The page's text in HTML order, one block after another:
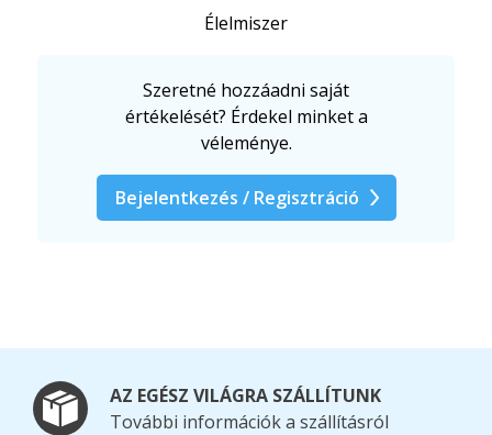
Élelmiszer
Szeretné hozzáadni saját
értékelését? Érdekel minket a
véleménye.
Bejelentkezés / Regisztráció
AZ EGÉSZ VILÁGRA SZÁLLÍTUNK
További információk a szállításról